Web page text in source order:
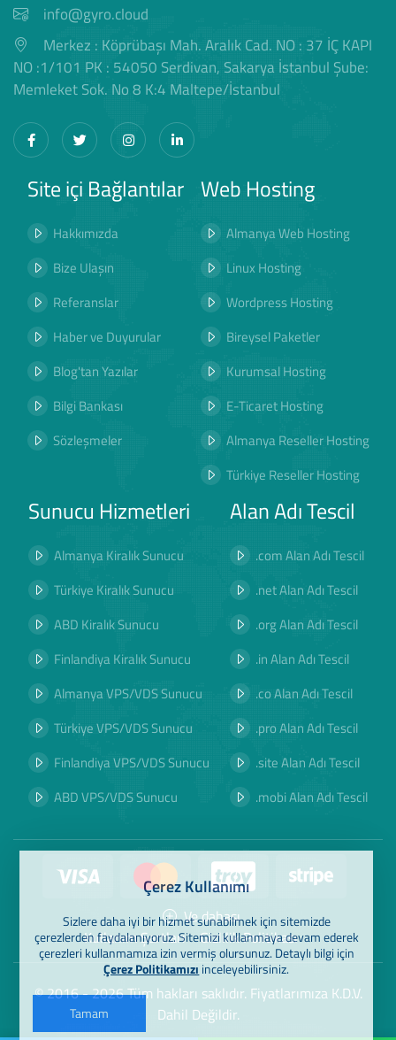
info@gyro.cloud
Merkez : Köprübaşı Mah. Aralık Cad. NO : 37 İÇ KAPI
NO :1/101 PK : 54050 Serdivan, Sakarya İstanbul Şube:
Memleket Sok. No 8 K:4 Maltepe/İstanbul
Site içi Bağlantılar
Hakkımızda
Bize Ulaşın
Referanslar
Haber ve Duyurular
Blog'tan Yazılar
Bilgi Bankası
Sözleşmeler
Web Hosting
Almanya Web Hosting
Linux Hosting
Wordpress Hosting
Bireysel Paketler
Kurumsal Hosting
E-Ticaret Hosting
Almanya Reseller Hosting
Türkiye Reseller Hosting
Sunucu Hizmetleri
Almanya Kiralık Sunucu
Türkiye Kiralık Sunucu
ABD Kiralık Sunucu
Finlandiya Kiralık Sunucu
Almanya VPS/VDS Sunucu
Türkiye VPS/VDS Sunucu
Finlandiya VPS/VDS Sunucu
ABD VPS/VDS Sunucu
Alan Adı Tescil
.com Alan Adı Tescil
.net Alan Adı Tescil
.org Alan Adı Tescil
.in Alan Adı Tescil
.co Alan Adı Tescil
.pro Alan Adı Tescil
.site Alan Adı Tescil
.mobi Alan Adı Tescil
Ve dahası
Kullanım Şartları
Gizlilik Politikası
© 2016 - 2026 Tüm hakları saklıdır. Fiyatlarımıza K.D.V.
Dahil Değildir.
Çerez Kullanımı
Sizlere daha iyi bir hizmet sunabilmek için sitemizde
çerezlerden faydalanıyoruz. Sitemizi kullanmaya devam ederek
çerezleri kullanmamıza izin vermiş olursunuz. Detaylı bilgi için
Çerez Politikamızı inceleyebilirsiniz.
Tamam